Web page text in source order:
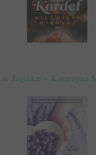
Jagódce – Katarzyna